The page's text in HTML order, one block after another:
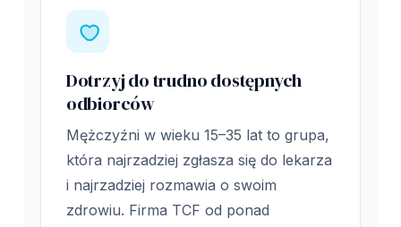
Dotrzyj do trudno dostępnych
odbiorców
Mężczyźni w wieku 15–35 lat to grupa,
która najrzadziej zgłasza się do lekarza
i najrzadziej rozmawia o swoim
zdrowiu. Firma TCF od ponad